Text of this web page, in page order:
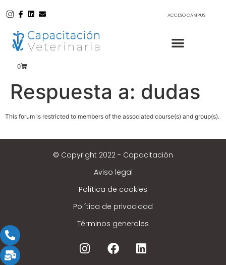
ACCESO CAMPUS
0
Respuesta a: dudas
This forum is restricted to members of the associated course(s) and group(s).
© Copyright 2022 - Capacitación
Aviso legal
Política de cookies
Política de privacidad
Términos generales